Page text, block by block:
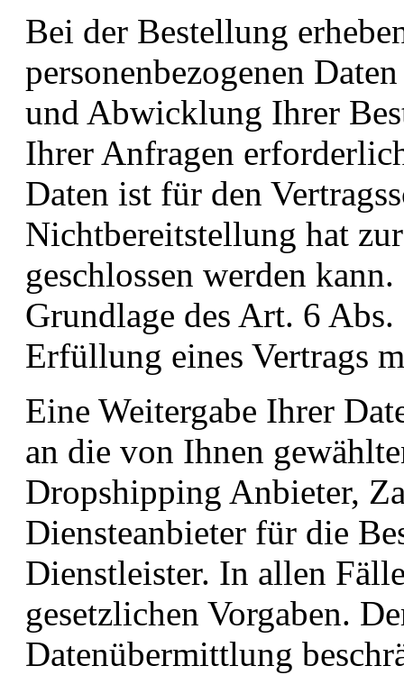
Bei der Bestellung
personenbezogenen
und Abwicklung Ihrer
Ihrer Anfragen
Daten ist für den
Nichtbereitstellung hat
geschlossen werden
Grundlage des Art. 6
Erfüllung eines Vertrags
Eine Weitergabe Ihrer
an die von Ihnen
Dropshipping Anbieter,
Diensteanbieter für die
Dienstleister. In allen
gesetzlichen Vorgaben.
Datenübermittlung